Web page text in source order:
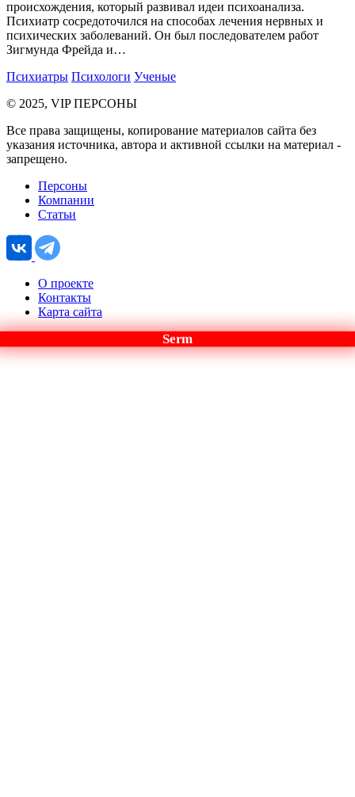
происхождения, который развивал идеи психоанализа.
Психиатр сосредоточился на способах лечения нервных и
психических заболеваний. Он был последователем работ
Зигмунда Фрейда и…
Психиатры Психологи Ученые
© 2025, VIP ПЕРСОНЫ
Все права защищены, копирование материалов сайта без
указания источника, автора и активной ссылки на материал -
запрещено.
Персоны
Компании
Статьи
О проекте
Контакты
Карта сайта
Serm